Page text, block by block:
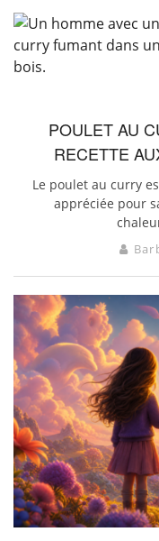
POULET AU
RECETTE
Le poulet au curry
appréciée pour